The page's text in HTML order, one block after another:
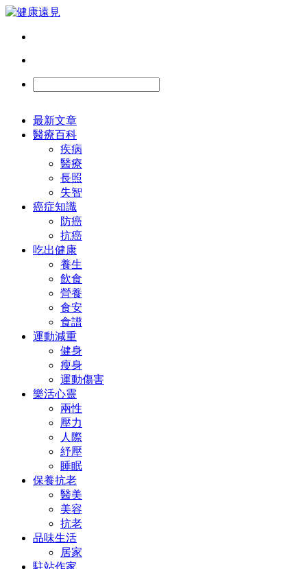
最新文章
醫療百科
疾病
醫療
長照
失智
癌症知識
防癌
抗癌
吃出健康
養生
飲食
營養
食安
食譜
運動減重
健身
瘦身
運動傷害
樂活心靈
兩性
壓力
人際
紓壓
睡眠
保養抗老
醫美
美容
抗老
品味生活
居家
駐站作家